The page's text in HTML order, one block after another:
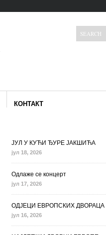
КОНТАКТ
ЈУЛ У КУЋИ ЂУРЕ ЈАКШИЋА
јул 18, 2026
Одлаже се концерт
јул 17, 2026
ОДЈЕЦИ ЕВРОПСКИХ ДВОРАЦА
јул 16, 2026